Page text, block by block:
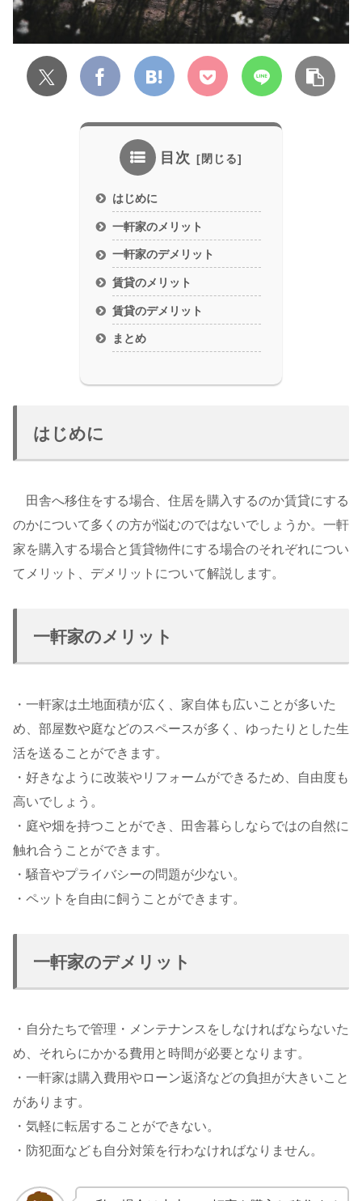
目次
はじめに
一軒家のメリット
一軒家のデメリット
賃貸のメリット
賃貸のデメリット
まとめ
はじめに
田舎へ移住をする場合、住居を購入するのか賃貸にする
のかについて多くの方が悩むのではないでしょうか。一軒
家を購入する場合と賃貸物件にする場合のそれぞれについ
てメリット、デメリットについて解説します。
一軒家のメリット
・一軒家は土地面積が広く、家自体も広いことが多いた
め、部屋数や庭などのスペースが多く、ゆったりとした生
活を送ることができます。
・好きなように改装やリフォームができるため、自由度も
高いでしょう。
・庭や畑を持つことができ、田舎暮らしならではの自然に
触れ合うことができます。
・騒音やプライバシーの問題が少ない。
・ペットを自由に飼うことができます。
一軒家のデメリット
・自分たちで管理・メンテナンスをしなければならないた
め、それらにかかる費用と時間が必要となります。
・一軒家は購入費用やローン返済などの負担が大きいこと
があります。
・気軽に転居することができない。
・防犯面なども自分対策を行わなければなりません。